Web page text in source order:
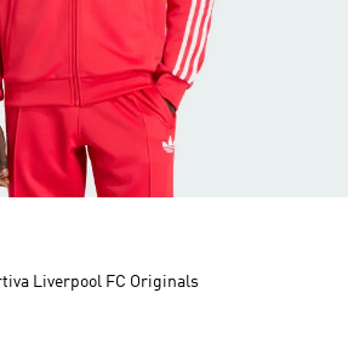
Liverpool FC Originals